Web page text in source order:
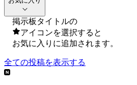
掲示板タイトルの
アイコンを選択すると
お気に入りに追加されます。
全ての投稿を表示する